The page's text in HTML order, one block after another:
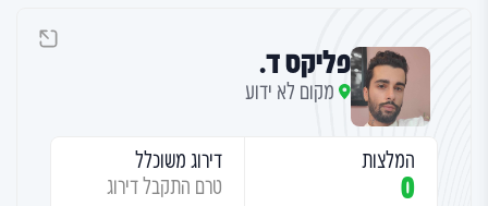
פליקס ד.
מקום לא ידוע
המלצות
0
דירוג משוכלל
טרם התקבל דירוג